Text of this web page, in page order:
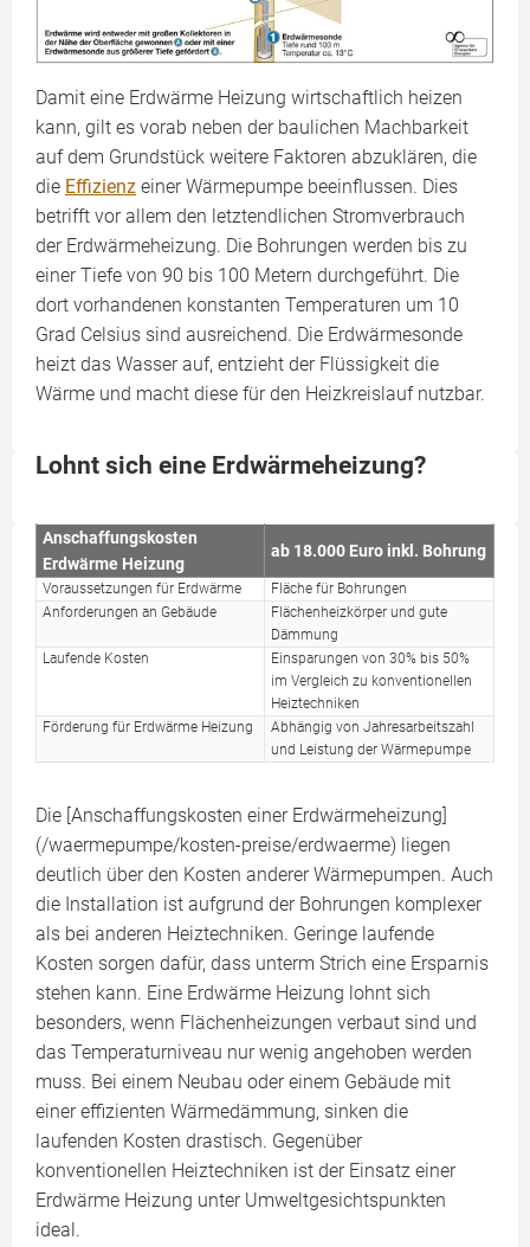
Damit eine Erdwärme Heizung wirtschaftlich heizen
kann, gilt es vorab neben der baulichen Machbarkeit
auf dem Grundstück weitere Faktoren abzuklären, die
die Effizienz einer Wärmepumpe beeinflussen. Dies
betrifft vor allem den letztendlichen Stromverbrauch
der Erdwärmeheizung. Die Bohrungen werden bis zu
einer Tiefe von 90 bis 100 Metern durchgeführt. Die
dort vorhandenen konstanten Temperaturen um 10
Grad Celsius sind ausreichend. Die Erdwärmesonde
heizt das Wasser auf, entzieht der Flüssigkeit die
Wärme und macht diese für den Heizkreislauf nutzbar.
Lohnt sich eine Erdwärmeheizung?
Anschaffungskosten
Erdwärme Heizung
ab 18.000 Euro inkl. Bohrung
Voraussetzungen für Erdwärme
Fläche für Bohrungen
Anforderungen an Gebäude
Flächenheizkörper und gute
Dämmung
Laufende Kosten
Einsparungen von 30% bis 50%
im Vergleich zu konventionellen
Heiztechniken
Förderung für Erdwärme Heizung
Abhängig von Jahresarbeitszahl
und Leistung der Wärmepumpe
Die [Anschaffungskosten einer Erdwärmeheizung]
(/waermepumpe/kosten-preise/erdwaerme) liegen
deutlich über den Kosten anderer Wärmepumpen. Auch
die Installation ist aufgrund der Bohrungen komplexer
als bei anderen Heiztechniken. Geringe laufende
Kosten sorgen dafür, dass unterm Strich eine Ersparnis
stehen kann. Eine Erdwärme Heizung lohnt sich
besonders, wenn Flächenheizungen verbaut sind und
das Temperaturniveau nur wenig angehoben werden
muss. Bei einem Neubau oder einem Gebäude mit
einer effizienten Wärmedämmung, sinken die
laufenden Kosten drastisch. Gegenüber
konventionellen Heiztechniken ist der Einsatz einer
Erdwärme Heizung unter Umweltgesichtspunkten
ideal.